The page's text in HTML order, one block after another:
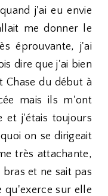
j'ai eu envie
me donner le
éprouvante, j'ai
dire que j'ai bien
Chase du début à
mais ils m'ont
et j'étais toujours
on se dirigeait
très attachante,
et ne sait pas
qu'exerce sur elle